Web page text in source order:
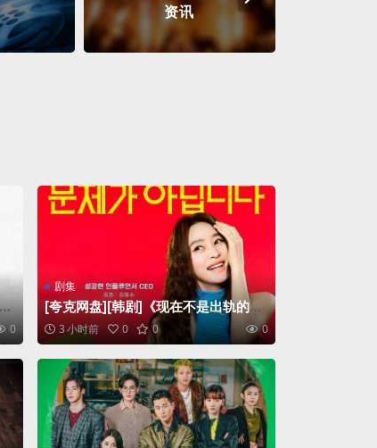
资讯
0
剧集
[夸克网盘][韩剧]《现在不是出轨的问
题》（2026）剧情 / 惊悚 豆瓣7.8
3 小时前 0 0 0